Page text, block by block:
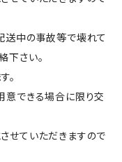
送中の事故等で壊れて
下さい。
。
意できる場合に限り交
せていただきますので